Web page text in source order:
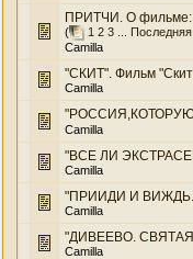
ПРИТЧИ. О фильме:
( 1 2 3
Camilla
"СКИТ". Фильм
Camilla
"РОССИЯ,КОТОРУЮ
Camilla
"ВСЕ ЛИ
Camilla
"ПРИИДИ И
Camilla
"ДИВЕЕВО.
Camilla